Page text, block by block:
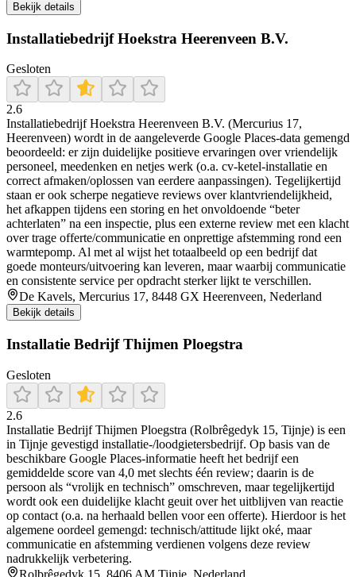
Bekijk details
Installatiebedrijf Hoekstra Heerenveen B.V.
Gesloten
2.6
Installatiebedrijf Hoekstra Heerenveen B.V. (Mercurius 17,
Heerenveen) wordt in de aangeleverde Google Places-data gemengd
beoordeeld: er zijn duidelijke positieve ervaringen over vriendelijk
personeel, meedenken en netjes werk (o.a. cv-ketel-installatie en
correct afmaken/oplossen van eerdere aanpassingen). Tegelijkertijd
staan er ook scherpe negatieve reviews over klantvriendelijkheid,
het afkappen tijdens een storing en het onvoldoende “beter
achterlaten” na een inspectie, plus een externe review met een klacht
over trage offerte/communicatie en onprettige afstemming rond een
warmtepomp. Al met al wijst het totaalbeeld op een bedrijf dat
goede monteurs/uitvoering kan leveren, maar waarbij communicatie
en consistente service per opdracht sterker lijkt te verschillen.
De Kavels, Mercurius 17, 8448 GX Heerenveen, Nederland
Bekijk details
Installatie Bedrijf Thijmen Ploegstra
Gesloten
2.6
Installatie Bedrijf Thijmen Ploegstra (Rolbrêgedyk 15, Tijnje) is een
in Tijnje gevestigd installatie-/loodgietersbedrijf. Op basis van de
beschikbare Google Places-informatie heeft het bedrijf een
gemiddelde score van 4,0 met slechts één review; daarin is de
persoon als “vrolijk en technisch” omschreven, maar tegelijkertijd
wordt ook een duidelijke klacht geuit over het uitblijven van reactie
op contact (o.a. na herhaald bellen voor een offerte). Hierdoor is het
algemene oordeel gemengd: technisch/attitude lijkt oké, maar
communicatie en afstemming verdienen volgens deze review
nadrukkelijk verbetering.
Rolbrêgedyk 15, 8406 AM Tijnje, Nederland